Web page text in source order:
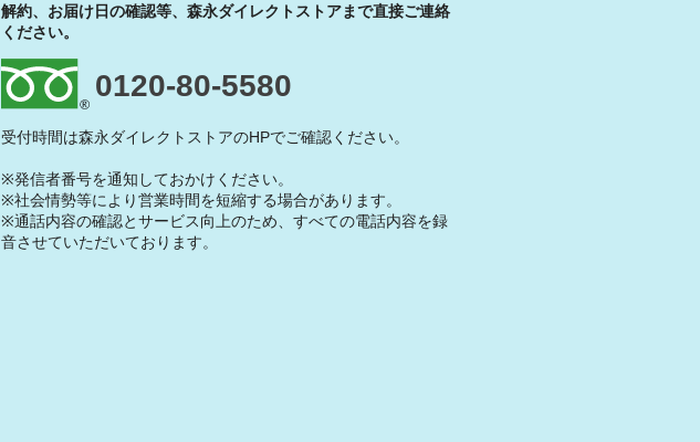
解約、お届け日の確認等、森永ダイレクトストアまで直接ご連絡
ください。
0120-80-5580
受付時間は森永ダイレクトストアのHPでご確認ください。
※発信者番号を通知しておかけください。
※社会情勢等により営業時間を短縮する場合があります。
※通話内容の確認とサービス向上のため、すべての電話内容を録
音させていただいております。